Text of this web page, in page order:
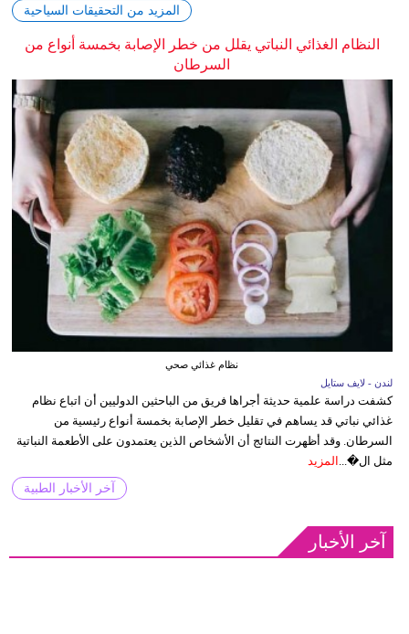
المزيد من التحقيقات السياحية
النظام الغذائي النباتي يقلل من خطر الإصابة بخمسة أنواع من
السرطان
نظام غذائي صحي
لندن - لايف ستايل
كشفت دراسة علمية حديثة أجراها فريق من الباحثين الدوليين أن اتباع نظام
غذائي نباتي قد يساهم في تقليل خطر الإصابة بخمسة أنواع رئيسية من
السرطان. وقد أظهرت النتائج أن الأشخاص الذين يعتمدون على الأطعمة النباتية
مثل ال�...
المزيد
آخر الأخبار الطبية
آخر الأخبار